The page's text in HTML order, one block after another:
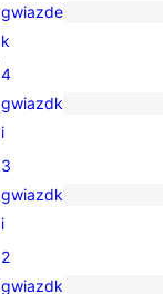
0
recenzji
5-
gwiazdkowych
gwiazde
k
0
recenzji
4-
gwiazdkowych
4
gwiazdk
i
0
recenzji
3-
3
gwiazdk
i
2
gwiazdk